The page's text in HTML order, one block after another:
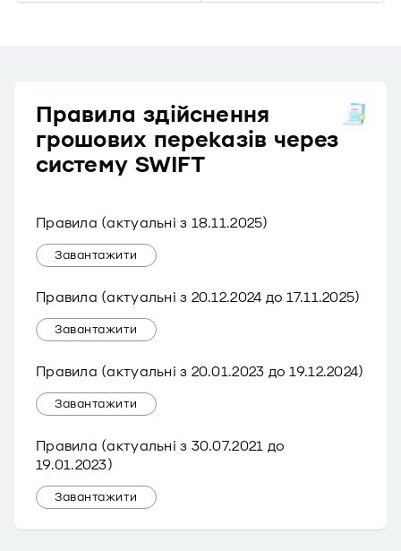
Правила здійснення
грошових переказів через
систему SWIFT
Правила (актуальні з 18.11.2025)
Завантажити
Правила (актуальні з 20.12.2024 до 17.11.2025)
Завантажити
Правила (актуальні з 20.01.2023 до 19.12.2024)
Завантажити
Правила (актуальні з 30.07.2021 до
19.01.2023)
Завантажити